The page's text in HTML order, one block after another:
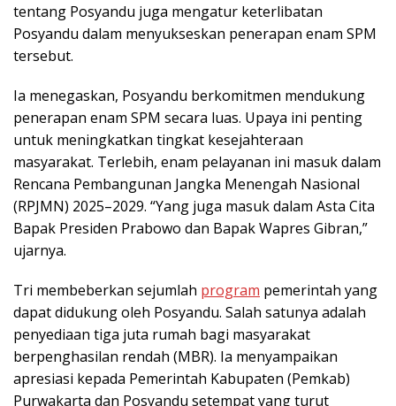
tentang Posyandu juga mengatur keterlibatan
Posyandu dalam menyukseskan penerapan enam SPM
tersebut.
Ia menegaskan, Posyandu berkomitmen mendukung
penerapan enam SPM secara luas. Upaya ini penting
untuk meningkatkan tingkat kesejahteraan
masyarakat. Terlebih, enam pelayanan ini masuk dalam
Rencana Pembangunan Jangka Menengah Nasional
(RPJMN) 2025–2029. “Yang juga masuk dalam Asta Cita
Bapak Presiden Prabowo dan Bapak Wapres Gibran,”
ujarnya.
Tri membeberkan sejumlah program pemerintah yang
dapat didukung oleh Posyandu. Salah satunya adalah
penyediaan tiga juta rumah bagi masyarakat
berpenghasilan rendah (MBR). Ia menyampaikan
apresiasi kepada Pemerintah Kabupaten (Pemkab)
Purwakarta dan Posyandu setempat yang turut